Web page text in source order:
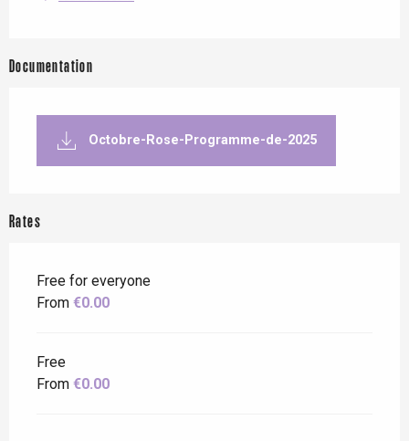
Documentation
Octobre-Rose-Programme-de-2025
Rates
Free for everyone
From €0.00
Free
From €0.00